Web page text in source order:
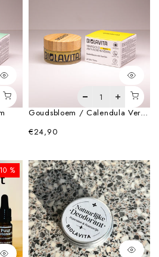
Goudsbloem / Calendula Vernieuwingsbalsem – 30ml
€24,90
%